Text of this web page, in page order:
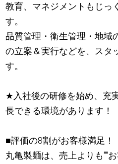
教育、マネジメントもじっ
す。
品質管理・衛生管理・地域
の立案＆実行などを、スタ
す。
★ 入社後の研修を始め、充
長できる環境があります！
■評価の8割がお客様満足！
丸亀製麺は、売上よりも""